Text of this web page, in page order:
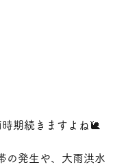
期続きますよね🐌
の発生や、大雨洪水